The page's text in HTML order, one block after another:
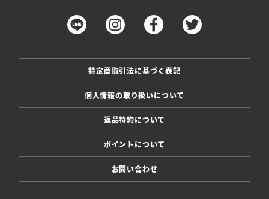
特定商取引法に基づく表記
個人情報の取り扱いについて
返品特約について
ポイントについて
お問い合わせ